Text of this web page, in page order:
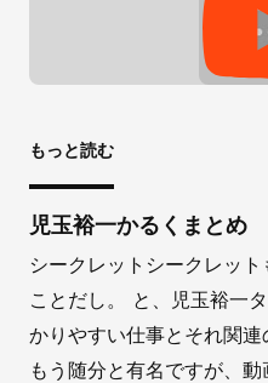
もっと読む
児玉裕一かるくまとめ
シークレットシークレッ
ことだし。 と、児玉裕一
かりやすい仕事とそれ関
もう随分と有名ですが、